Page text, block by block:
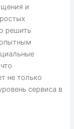
и
решить
не только
сервиса в